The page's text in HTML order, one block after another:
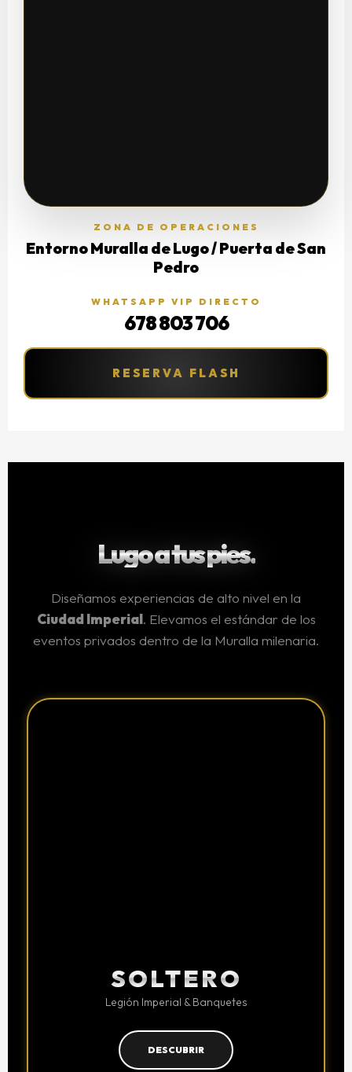
ZONA DE OPERACIONES
Entorno Muralla de Lugo / Puerta de San
Pedro
WHATSAPP VIP DIRECTO
678 803 706
RESERVA FLASH
Lugo a tus pies.
Diseñamos experiencias de alto nivel en la
Ciudad Imperial. Elevamos el estándar de los
eventos privados dentro de la Muralla milenaria.
SOLTERO
Legión Imperial & Banquetes
DESCUBRIR